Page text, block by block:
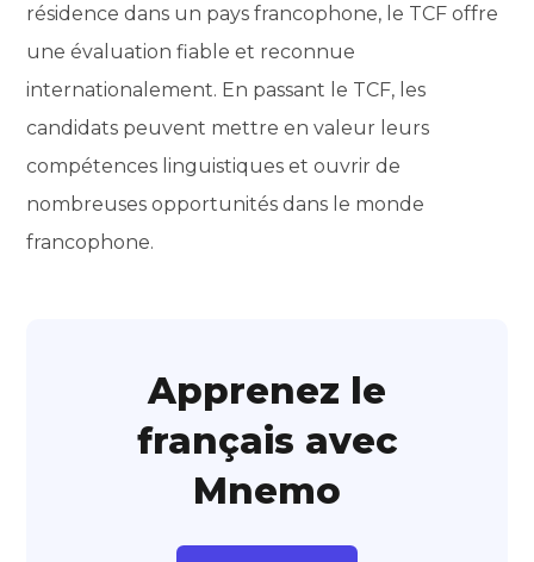
résidence dans un pays francophone, le TCF offre
une évaluation fiable et reconnue
internationalement. En passant le TCF, les
candidats peuvent mettre en valeur leurs
compétences linguistiques et ouvrir de
nombreuses opportunités dans le monde
francophone.
Apprenez le
français avec
Mnemo